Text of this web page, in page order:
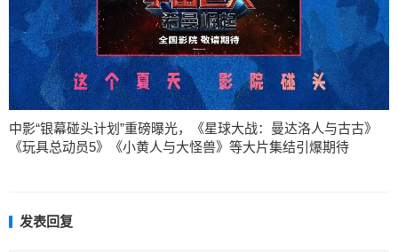
中影“银幕碰头计划”重磅曝光，《星球大战：曼达洛人与古古》
《玩具总动员5》《小黄人与大怪兽》等大片集结引爆期待
发表回复